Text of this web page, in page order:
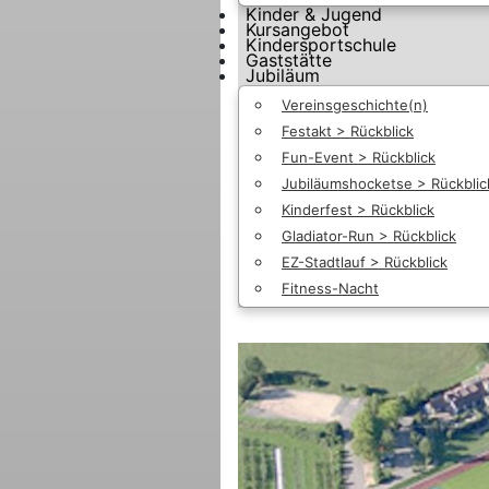
Kinder & Jugend
Kursangebot
Kindersportschule
Gaststätte
Jubiläum
Vereinsgeschichte(n)
Festakt > Rückblick
Fun-Event > Rückblick
Jubiläumshocketse >
Kinderfest > Rückblick
Gladiator-Run > Rückblick
EZ-Stadtlauf > Rückblick
Fitness-Nacht